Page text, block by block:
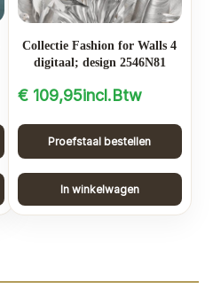
Collectie Fashion for Walls 4
digitaal; design 2546N81
€109,95incl.Btw
Proefstaal bestellen
In winkelwagen